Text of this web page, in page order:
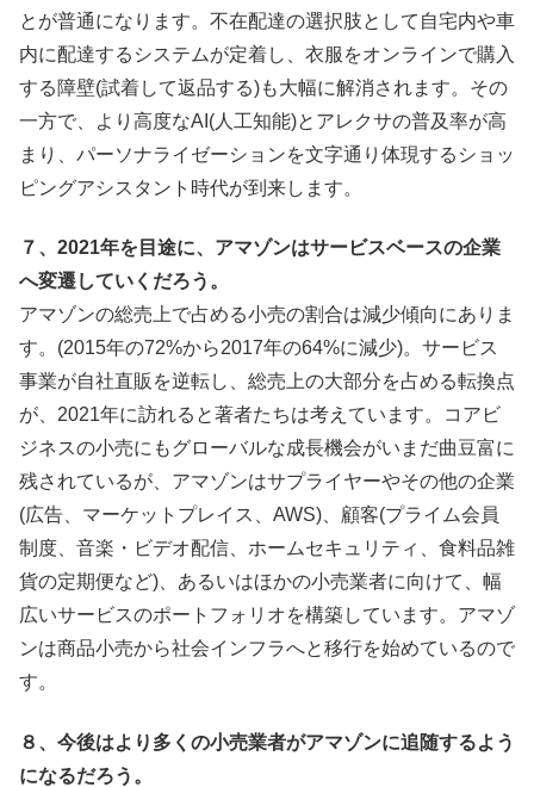
とが普通になります。不在配達の選択肢として自宅内や車
内に配達するシステムが定着し、衣服をオンラインで購入
する障壁(試着して返品する)も大幅に解消されます。その
一方で、より高度なAI(人工知能)とアレクサの普及率が高
まり、パーソナライゼーションを文字通り体現するショッ
ピングアシスタント時代が到来します。
７、2021年を目途に、アマゾンはサービスベースの企業
へ変遷していくだろう。
アマゾンの総売上で占める小売の割合は減少傾向にありま
す。(2015年の72%から2017年の64%に減少)。サービス
事業が自社直販を逆転し、総売上の大部分を占める転換点
が、2021年に訪れると著者たちは考えています。コアビ
ジネスの小売にもグローバルな成長機会がいまだ曲豆富に
残されているが、アマゾンはサプライヤーやその他の企業
(広告、マーケットプレイス、AWS)、顧客(プライム会員
制度、音楽・ビデオ配信、ホームセキュリティ、食料品雑
貨の定期便など)、あるいはほかの小売業者に向けて、幅
広いサービスのポートフォリオを構築しています。アマゾ
ンは商品小売から社会インフラへと移行を始めているので
す。
８、今後はより多くの小売業者がアマゾンに追随するよう
になるだろう。